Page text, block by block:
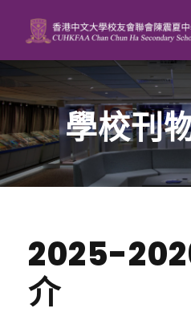
學校刊
2025-
介